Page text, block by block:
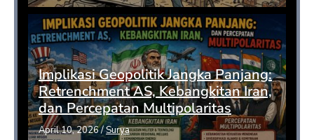
Implikasi Geopolitik Jangka Panjang:
Retrenchment AS, Kebangkitan Iran,
dan Percepatan Multipolaritas
April 10, 2026/Surya